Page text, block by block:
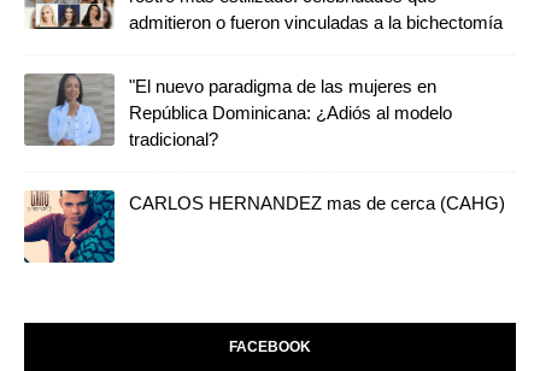
admitieron o fueron vinculadas a la bichectomía
"El nuevo paradigma de las mujeres en
República Dominicana: ¿Adiós al modelo
tradicional?
CARLOS HERNANDEZ mas de cerca (CAHG)
FACEBOOK